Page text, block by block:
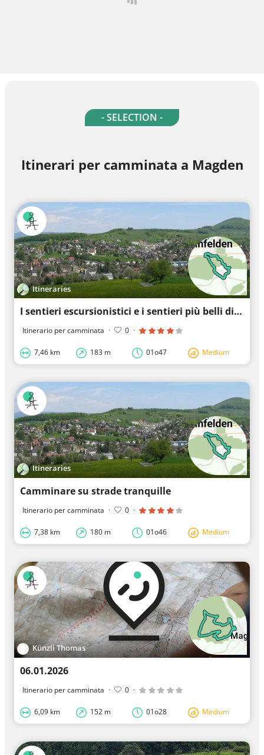
- SELECTION -
Itinerari per camminata a Magden
Itineraries
I sentieri escursionistici e i sentieri più belli di Magden
Itinerario per camminata · 0 ·
7,46 km 183 m 01o47 Medium
Itineraries
Camminare su strade tranquille
Itinerario per camminata · 0 ·
7,38 km 180 m 01o46 Medium
Künzli Thomas
06.01.2026
Itinerario per camminata · 0 ·
6,09 km 152 m 01o28 Medium